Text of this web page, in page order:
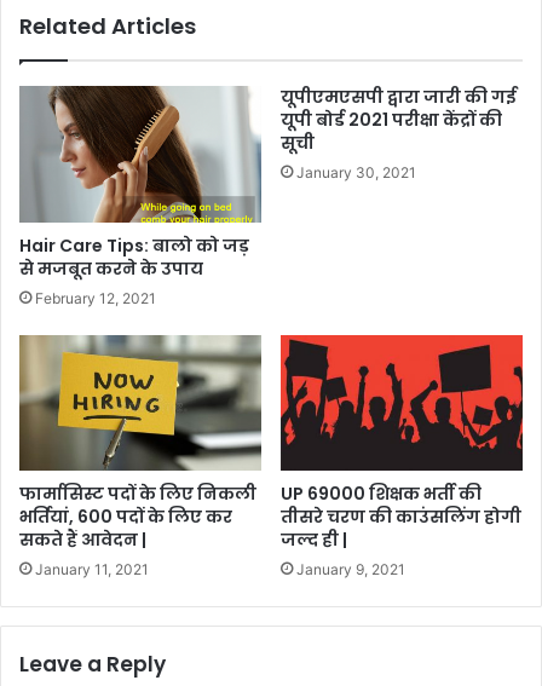
Related Articles
Hair Care Tips: बालो को जड़
से मजबूत करने के उपाय
February 12, 2021
यूपीएमएसपी द्वारा जारी की गई
यूपी बोर्ड 2021 परीक्षा केंद्रों की
सूची
January 30, 2021
फार्मासिस्ट पदों के लिए निकली
भर्तियां, 600 पदों के लिए कर
सकते हैं आवेदन |
January 11, 2021
UP 69000 शिक्षक भर्ती की
तीसरे चरण की काउंसलिंग होगी
जल्द ही |
January 9, 2021
Leave a Reply